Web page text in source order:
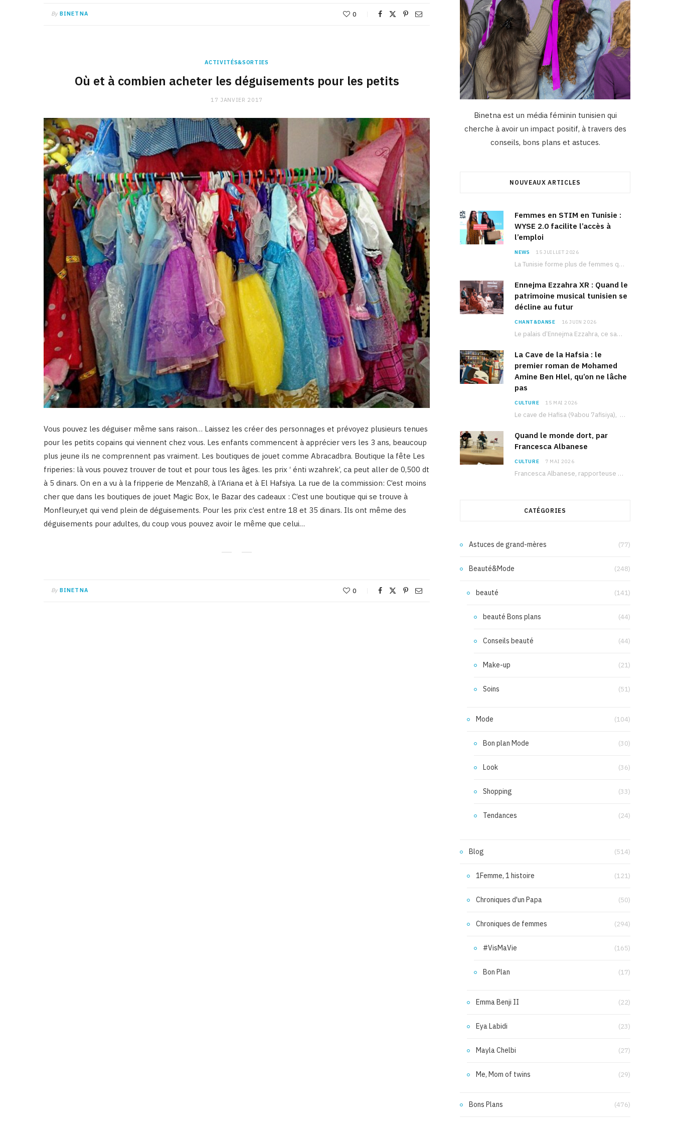
By BINETNA 0
ACTIVITÉS&SORTIES
Où et à combien acheter les déguisements pour les petits
17 JANVIER 2017
Vous pouvez les déguiser même sans raison… Laissez les créer des personnages et prévoyez plusieurs tenues
pour les petits copains qui viennent chez vous. Les enfants commencent à apprécier vers les 3 ans, beaucoup
plus jeune ils ne comprennent pas vraiment. Les boutiques de jouet comme Abracadbra. Boutique la fête Les
friperies: là vous pouvez trouver de tout et pour tous les âges. les prix ‘ énti wzahrek’, ca peut aller de 0,500 dt
à 5 dinars. On en a vu à la fripperie de Menzah8, à l’Ariana et à El Hafsiya. La rue de la commission: C’est moins
cher que dans les boutiques de jouet Magic Box, le Bazar des cadeaux : C’est une boutique qui se trouve à
Monfleury,et qui vend plein de déguisements. Pour les prix c’est entre 18 et 35 dinars. Ils ont même des
déguisements pour adultes, du coup vous pouvez avoir le même que celui…
By BINETNA 0
Binetna est un média féminin tunisien qui
cherche à avoir un impact positif, à travers des
conseils, bons plans et astuces.
NOUVEAUX ARTICLES
Femmes en STIM en Tunisie :
WYSE 2.0 facilite l’accès à
l’emploi
NEWS 15 JUILLET 2026
La Tunisie forme plus de femmes que d’hommes dans les filières scientifiques. Pourtant, pour beaucoup…
Ennejma Ezzahra XR : Quand le
patrimoine musical tunisien se
décline au futur
CHANT&DANSE 16 JUIN 2026
Le palais d’Ennejma Ezzahra, ce sanctuaire de la musique tunisienne et méditerranéenne construit par le…
La Cave de la Hafsia : le
premier roman de Mohamed
Amine Ben Hlel, qu’on ne lâche
pas
CULTURE 15 MAI 2026
Le cave de Hafisa (9abou 7afisiya), premier roman du journaliste tunisien Mohamed Amine Ben Hlel,…
Quand le monde dort, par
Francesca Albanese
CULTURE 7 MAI 2026
Francesca Albanese, rapporteuse spéciale de l’ONU sur les territoires palestiniens occupés, était à Tunis pour…
CATÉGORIES
Astuces de grand-mères (77)
Beauté&Mode (248)
beauté (141)
beauté Bons plans (44)
Conseils beauté (44)
Make-up (21)
Soins (51)
Mode (104)
Bon plan Mode (30)
Look (36)
Shopping (33)
Tendances (24)
Blog (514)
1Femme, 1 histoire (121)
Chroniques d'un Papa (50)
Chroniques de femmes (294)
#VisMaVie (165)
Bon Plan (17)
Emma Benji II (22)
Eya Labidi (23)
Mayla Chelbi (27)
Me, Mom of twins (29)
Bons Plans (476)